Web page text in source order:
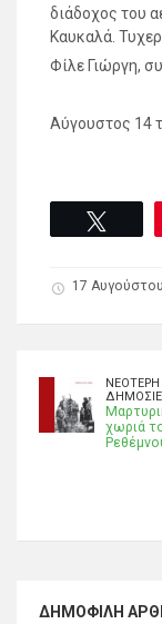
διάδοχος του
Καυκαλά.
Φίλε Γιώργη,
Αύγουστος 14
17
ΝΕΌΤΕΡΗ
χωριά
ΔΗΜΟΦΙΛΉ